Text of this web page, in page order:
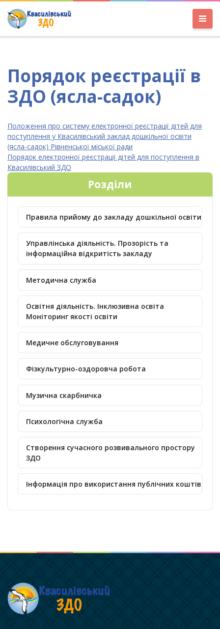
Порядок реєстрації в
ЗДО (ясла-садок)
Положення про систему електронної реєстрації дітей для
поступлення у Квасилівський заклад дошкільної освіти
(ясла-садок) Рівненської міської ради
Порядок електронної реєстрації дітей для поступлення в
Квасилівський ЗДО
Розділи
Правила прийому до закладу дошкільної освіти
Управлінська діяльність. Прозорість та
інформаційна відкритість закладу
Методична служба
Освітня діяльність. Інклюзивна освіта
Моніторинг якості освіти
Медичне обслуговування
Фізкультурно-оздоровча робота
Музична скарбничка
Психологічна служба
Створення сучасного розвивального простору
ЗДО
Інформація про використання публічних коштів